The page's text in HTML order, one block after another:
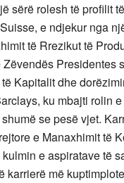
sërë rolesh të profilit
e ndjekur nga
të Rrezikut të
Presidentes
Kapitalit dhe
ku mbajti rolin
se pesë vjet.
e Manaxhimit të
e aspiratave të
karrierë më